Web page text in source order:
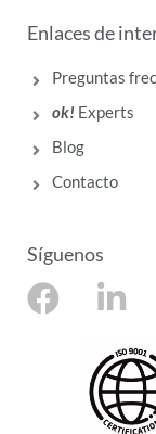
Enlaces de
Preguntas
ok!Experts
Blog
Contacto
Síguenos
F
L
n
k